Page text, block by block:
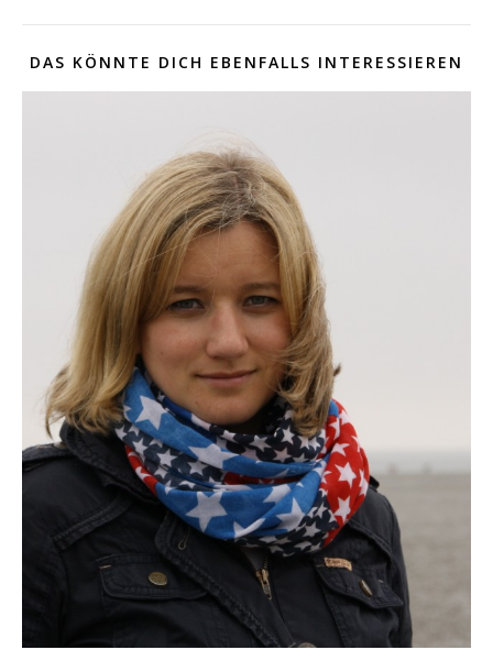
DAS KÖNNTE DICH EBENFALLS INTERESSIEREN